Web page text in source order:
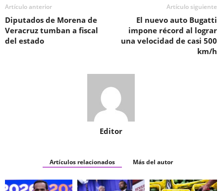
Artículo anterior
Diputados de Morena de
Veracruz tumban a fiscal
del estado
Artículo siguiente
El nuevo auto Bugatti
impone récord al lograr
una velocidad de casi 500
km/h
Editor
Artículos relacionados Más del autor